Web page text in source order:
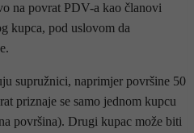
na povrat PDV-a kao članovi
kupca, pod uslovom da
supružnici, naprimjer površine 50
priznaje se samo jednom kupcu
površina). Drugi kupac može biti